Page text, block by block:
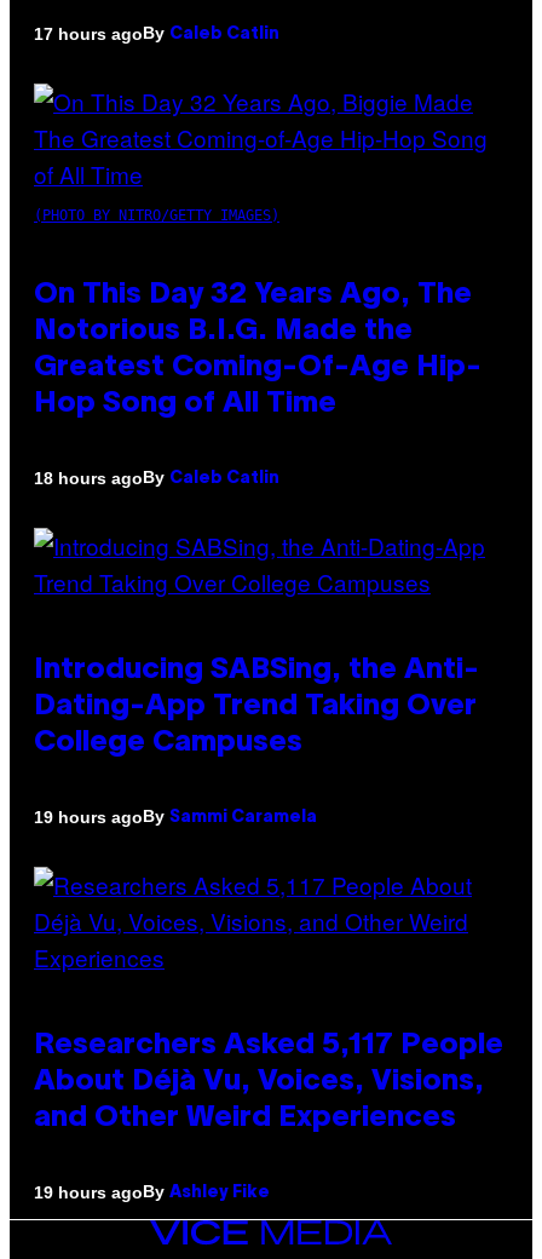
17 hours agoBy Caleb Catlin
(PHOTO BY NITRO/GETTY IMAGES)
On This Day 32 Years Ago, The
Notorious B.I.G. Made the
Greatest Coming-Of-Age Hip-
Hop Song of All Time
18 hours agoBy Caleb Catlin
Introducing SABSing, the Anti-
Dating-App Trend Taking Over
College Campuses
19 hours agoBy Sammi Caramela
Researchers Asked 5,117 People
About Déjà Vu, Voices, Visions,
and Other Weird Experiences
19 hours agoBy Ashley Fike
VICE